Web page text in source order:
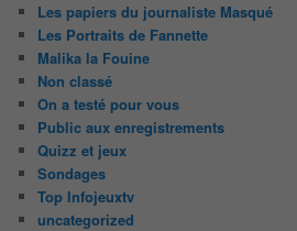
Les papiers du journaliste Masqué
Les Portraits de Fannette
Malika la Fouine
Non classé
On a testé pour vous
Public aux enregistrements
Quizz et jeux
Sondages
Top Infojeuxtv
uncategorized